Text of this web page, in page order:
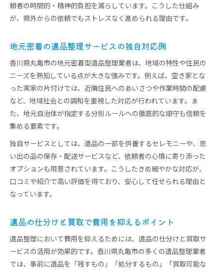
頼者の時間的・精神的負担を減らしています。こうした仕組み
が、県外からの依頼でもストレスなく進められる理由です。
地元密着の遺品整理サービスの独自対応例
香川県丸亀市の地元密着型遺品整理業者は、地域の特性や住民の
ニーズを熟知している点が大きな強みです。例えば、空き家とな
った実家の片付けでは、近隣住民へのあいさつや作業時間の配慮
など、地域社会との調和を重視した対応が行われています。ま
た、地元自治体が指定する分別ルールへの徹底的な順守も信頼を
集める要素です。
独自サービスとしては、遺品の一部を供養するセレモニーや、思
い出の品の保存・配送サービスなど、依頼者の心情に寄り添った
オプションも用意されています。こうしたきめ細やかな対応が、
口コミや紹介で高い評価を得ており、安心して任せられる理由と
なっています。
遺品の仕分けと買取で費用を抑えるポイント
遺品整理において費用を抑えるためには、遺品の仕分けと買取サ
ービスの活用が効果的です。香川県丸亀市の多くの遺品整理業者
では、事前に遺品を「残すもの」「処分するもの」「買取可能な